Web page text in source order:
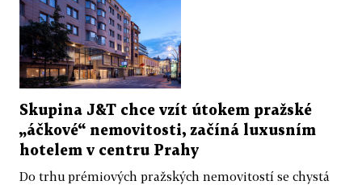
Skupina J&T chce vzít útokem pražské
„áčkové“ nemovitosti, začíná luxusním
hotelem v centru Prahy
Do trhu prémiových pražských nemovitostí se chystá